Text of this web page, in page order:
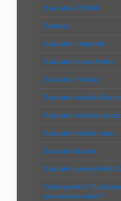
Evaluatori ANEVAR
Parteneri
Evaluatori Intreprinderi
Evaluatori Bunuri Mobile
Evaluatori Imobiliari
Evaluatori imobiliari
Evaluatori imobiliari
Evaluator imobiliar expert
Evaluator Bucureşti
Evaluator autorizat
Când apelăm la
autovehicule rutiere”?